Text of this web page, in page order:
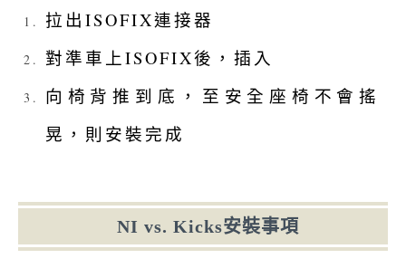
拉出ISOFIX連接器
對準車上ISOFIX後，插入
向椅背推到底，至安全座椅不會搖
晃，則安裝完成
NI vs. Kicks安裝事項